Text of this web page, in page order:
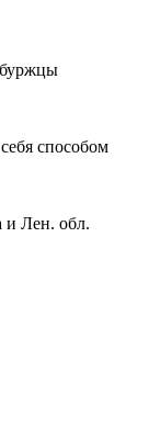
способом
и Лен. обл.